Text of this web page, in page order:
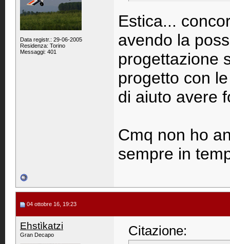
Data registr.: 29-06-2005
Residenza: Torino
Messaggi: 401
Estica...
avendo la
progettazione
progetto con
di aiuto avere
Cmq non ho
sempre in
04 ottobre 16, 19:23
Ehstìkatzi
Gran Decapo Citazione: